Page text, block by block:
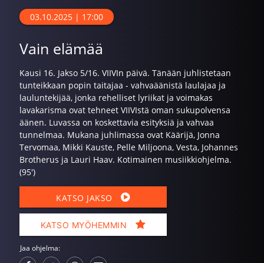
03.10.2025 | 17:00
Vain elämää
Kausi 16. Jakso 5/16. VIIVIn päivä. Tänään juhlistetaan
tunteikkaan popin taitajaa - vahvaäänistä laulajaa ja
lauluntekijää, jonka rehelliset lyriikat ja voimakas
lavakarisma ovat tehneet VIIVIstä oman sukupolvensa
äänen. Luvassa on koskettavia esityksiä ja vahvaa
tunnelmaa. Mukana juhlimassa ovat Käärijä, Jonna
Tervomaa, Mikki Kauste, Pelle Miljoona, Vesta, Johannes
Brotherus ja Lauri Haav. Kotimainen musiikkiohjelma.
(95')
KATSO JAKSO
KATSO MYÖHEMMIN
Jaa ohjelma: